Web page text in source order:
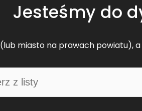
p
r
f
l
Jesteśmy do
(lub miasto na prawach powiatu),